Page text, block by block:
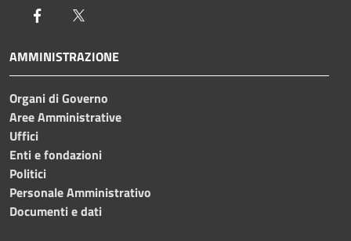
Facebook
AMMINISTRAZIONE
Organi di Governo
Aree Amministrative
Uffici
Enti e fondazioni
Politici
Personale Amministrativo
Documenti e dati